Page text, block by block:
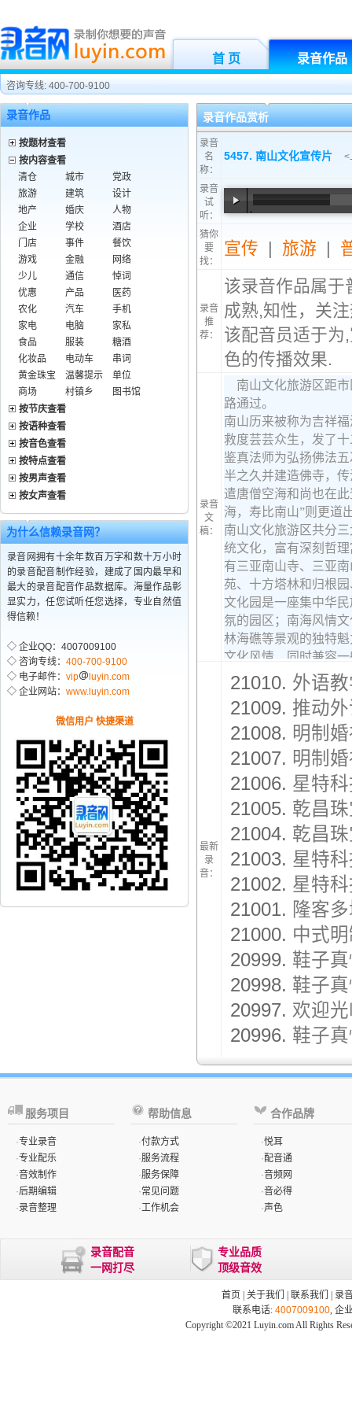
首 页 录音作品
咨询专线: 400-700-9100
录音作品
按题材查看
按内容查看
清仓
城市
党政
旅游
建筑
设计
地产
婚庆
人物
企业
学校
酒店
门店
事件
餐饮
游戏
金融
网络
少儿
通信
悼词
优惠
产品
医药
农化
汽车
手机
家电
电脑
家私
食品
服装
糖酒
化妆品
电动车
串词
黄金珠宝
温馨提示
单位
商场
村镇乡
图书馆
按节庆查看
按语种查看
按音色查看
按特点查看
按男声查看
按女声查看
为什么信赖录音网？
录音网拥有十余年数百万字和数十万小时
的录音配音制作经验，建成了国内最早和
最大的录音配音作品数据库。海量作品彰
显实力，任您试听任您选择，专业自然值
得信赖！
◇ 企业QQ：4007009100
◇ 咨询专线： 400-700-9100
◇ 电子邮件： vip
luyin.com
◇ 企业网站： www.luyin.com
微信用户 快捷渠道
录音作品赏析
录音
名
称：
5457. 南山文化宣传片 <
录音
试
听：
猜你
要
找：
宣传 | 旅游 |
录音
推
荐：
该录音作品属于
成熟,知性，关
该配音员适于为
色的传播效果.
录音
文
稿：
最新
录
音：
21010. 外语
21009. 推动
21008. 明制
21007. 明制
21006. 星特
21005. 乾昌
21004. 乾昌
21003. 星特
21002. 星特
21001. 隆客
21000. 中式
20999. 鞋子
20998. 鞋子
20997. 欢迎
20996. 鞋子
服务项目
·专业录音
·专业配乐
·音效制作
·后期编辑
·录音整理
帮助信息
·付款方式
·服务流程
·服务保障
·常见问题
·工作机会
合作品牌
·悦耳
·配音通
·音频网
·音必得
·声色
录音配音
一网打尽
专业品质
顶级音效
首页 关于我们 联系我们
录
联系电话: 4007009100, 企
Copyright ©2021 Luyin.com All Rights